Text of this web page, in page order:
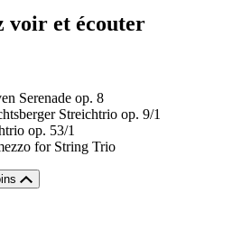
voir et écouter
Serenade op. 8
Streichtrio op. 9/1
op. 53/1
for String Trio